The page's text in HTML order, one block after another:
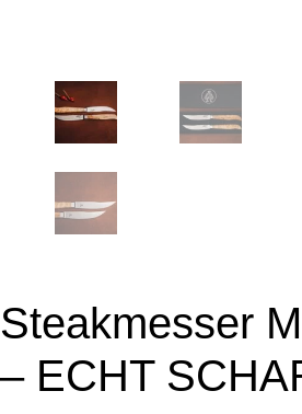
Steakmesser
– ECHT